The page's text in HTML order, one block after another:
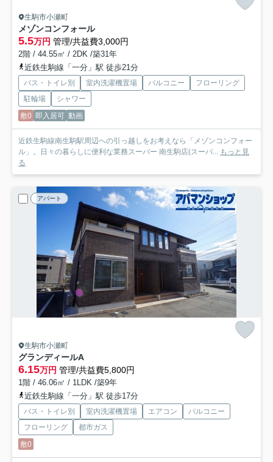
生駒市小瀬町
メゾンコンフォール
5.5万円 管理/共益費3,000円
2階 / 44.55㎡ / 2DK /築31年
近鉄生駒線「一分」駅 徒歩21分
バス・トイレ別 室内洗濯機置場 バルコニー
フローリング
駐輪場
シャワー
敷0 即入居可 動画
近鉄生駒線南生駒駅周辺への引っ越しをお考えなら「メゾンコンフォー
ル」。日々の暮らしに便利な業務スーパー 南生駒店(スーパ...
もっと見
る
アパート
生駒市小瀬町
グランディールA
6.15万円 管理/共益費5,800円
1階 / 46.06㎡ / 1LDK /築9年
近鉄生駒線「一分」駅 徒歩17分
バス・トイレ別 室内洗濯機置場 エアコン
バルコニー
フローリング
都市ガス
敷0